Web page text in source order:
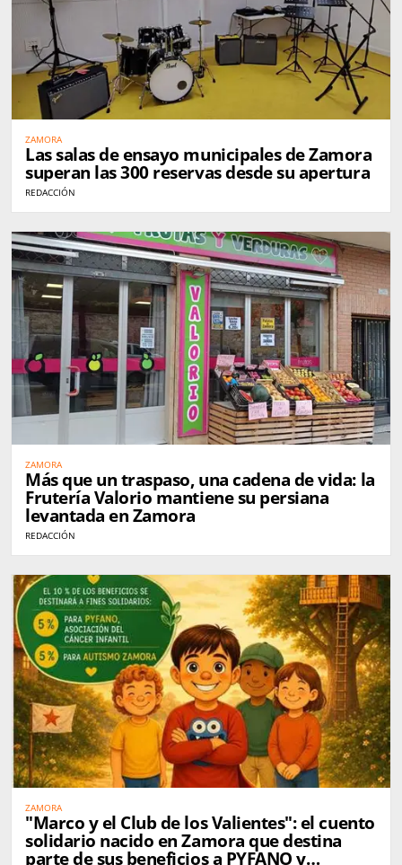
ZAMORA
Las salas de ensayo municipales de Zamora
superan las 300 reservas desde su apertura
REDACCIÓN
ZAMORA
Más que un traspaso, una cadena de vida: la
Frutería Valorio mantiene su persiana
levantada en Zamora
REDACCIÓN
ZAMORA
"Marco y el Club de los Valientes": el cuento
solidario nacido en Zamora que destina
parte de sus beneficios a PYFANO y